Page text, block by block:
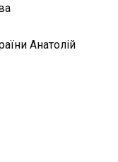
Анатолій